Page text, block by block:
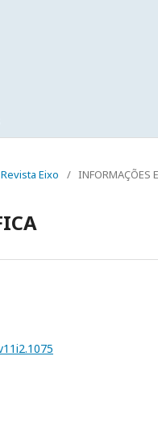
Eixo / INFORMAÇÕES